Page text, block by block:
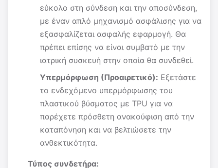
εύκολο στη σύνδεση και την αποσύνδεση,
με έναν απλό μηχανισμό ασφάλισης για να
εξασφαλίζεται ασφαλής εφαρμογή. Θα
πρέπει επίσης να είναι συμβατό με την
ιατρική συσκευή στην οποία θα συνδεθεί.
Υπερμόρφωση (Προαιρετικό): Εξετάστε
το ενδεχόμενο υπερμόρφωσης του
πλαστικού βύσματος με TPU για να
παρέχετε πρόσθετη ανακούφιση από την
καταπόνηση και να βελτιώσετε την
ανθεκτικότητα.
Τύπος συνδετήρα: